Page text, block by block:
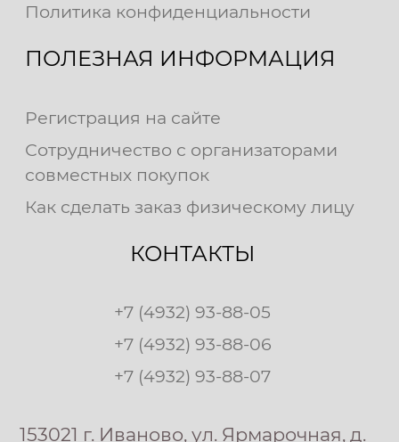
Политика конфиденциальности
ПОЛЕЗНАЯ ИНФОРМАЦИЯ
Регистрация на сайте
Сотрудничество с организаторами
совместных покупок
Как сделать заказ физическому лицу
КОНТАКТЫ
+7 (4932) 93-88-05
+7 (4932) 93-88-06
+7 (4932) 93-88-07
153021 г. Иваново, ул. Ярмарочная, д.